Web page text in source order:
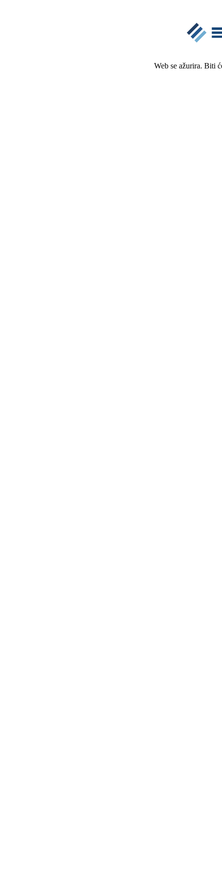
Web se ažurira. Biti